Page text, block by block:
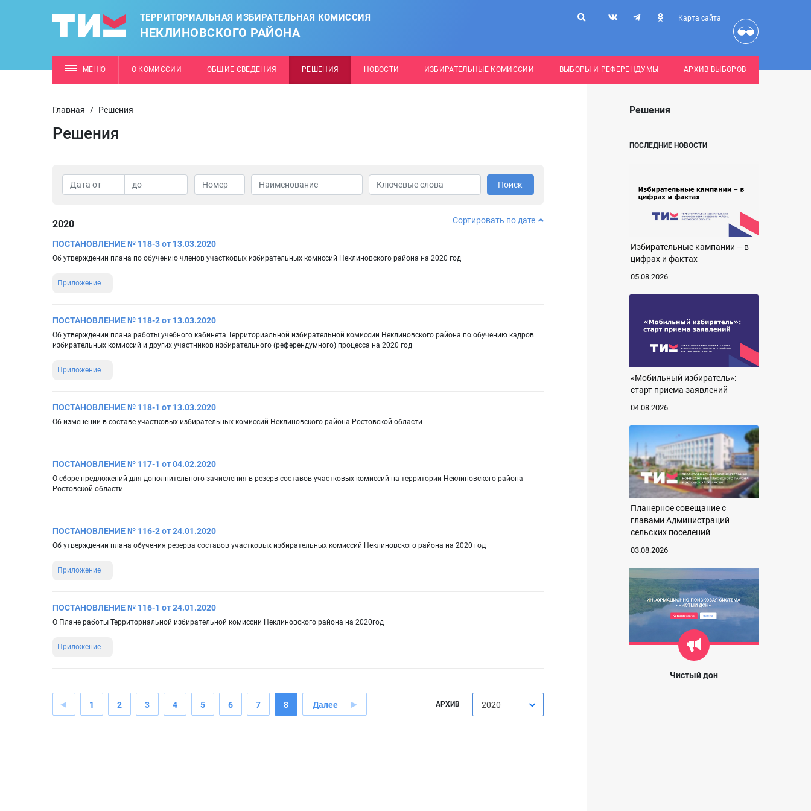
ТЕРРИТОРИАЛЬНАЯ ИЗБИРАТЕЛЬНАЯ КОМИССИЯ
НЕКЛИНОВСКОГО РАЙОНА
Карта сайта
МЕНЮ О КОМИССИИ ОБЩИЕ СВЕДЕНИЯ РЕШЕНИЯ НОВОСТИ ИЗБИРАТЕЛЬНЫЕ КОМИССИИ ВЫБОРЫ И РЕФЕРЕНДУМЫ АРХИВ ВЫБОРОВ
Главная / Решения
Решения
Поиск
2020 Сортировать по дате
ПОСТАНОВЛЕНИЕ № 118-3 от 13.03.2020
Об утверждении плана по обучению членов участковых избирательных комиссий Неклиновского района на 2020 год
Приложение
ПОСТАНОВЛЕНИЕ № 118-2 от 13.03.2020
Об утверждении плана работы учебного кабинета Территориальной избирательной комиссии Неклиновского района по обучению кадров
избирательных комиссий и других участников избирательного (референдумного) процесса на 2020 год
Приложение
ПОСТАНОВЛЕНИЕ № 118-1 от 13.03.2020
Об изменении в составе участковых избирательных комиссий Неклиновского района Ростовской области
ПОСТАНОВЛЕНИЕ № 117-1 от 04.02.2020
О сборе предложений для дополнительного зачисления в резерв составов участковых комиссий на территории Неклиновского района
Ростовской области
ПОСТАНОВЛЕНИЕ № 116-2 от 24.01.2020
Об утверждении плана обучения резерва составов участковых избирательных комиссий Неклиновского района на 2020 год
Приложение
ПОСТАНОВЛЕНИЕ № 116-1 от 24.01.2020
О Плане работы Территориальной избирательной комиссии Неклиновского района на 2020год
Приложение
1 2 3 4 5 6 7 8 Далее АРХИВ 2020
Решения
ПОСЛЕДНИЕ НОВОСТИ
Избирательные кампании – в
цифрах и фактах
05.08.2026
«Мобильный избиратель»:
старт приема заявлений
04.08.2026
Планерное совещание с
главами Администраций
сельских поселений
03.08.2026
Чистый дон